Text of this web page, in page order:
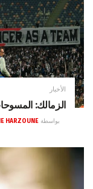
الأخبار
الزمالك:
بواسطة HARZOUNE